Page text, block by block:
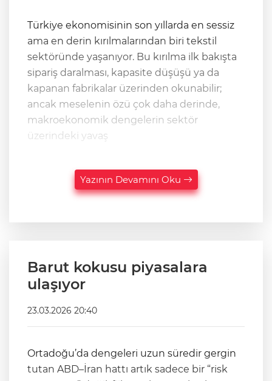
Türkiye ekonomisinin son yıllarda en sessiz
ama en derin kırılmalarından biri tekstil
sektöründe yaşanıyor. Bu kırılma ilk bakışta
sipariş daralması, kapasite düşüşü ya da
kapanan fabrikalar üzerinden okunabilir;
ancak meselenin özü çok daha derinde,
makroekonomik dengelerin sektör
üzerindeki yavaş
Yazının Devamını Oku
Barut kokusu piyasalara
ulaşıyor
23.03.2026 20:40
Ortadoğu’da dengeleri uzun süredir gergin
tutan ABD–İran hattı artık sadece bir “risk